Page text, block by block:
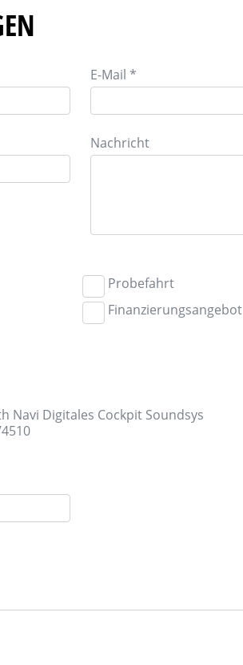
E-Mail *
Nachricht
Probefahrt
Finanzierungsangebot
Navi Digitales Cockpit Soundsys